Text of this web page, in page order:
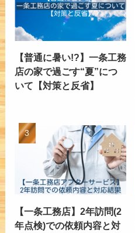
【普通に暑い!?】一条工務
店の家で過ごす“夏”につ
いて【対策と反省】
【一条工務店】2年訪問(2
年点検)での依頼内容と対